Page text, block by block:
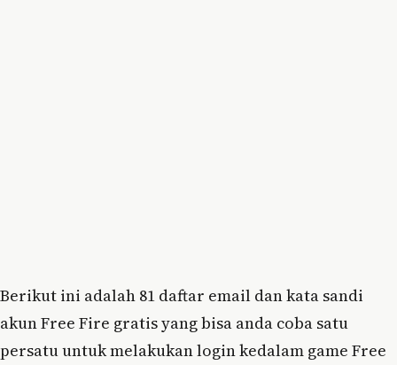
Berikut ini adalah 81 daftar email dan kata sandi
akun Free Fire gratis yang bisa anda coba satu
persatu untuk melakukan login kedalam game Free